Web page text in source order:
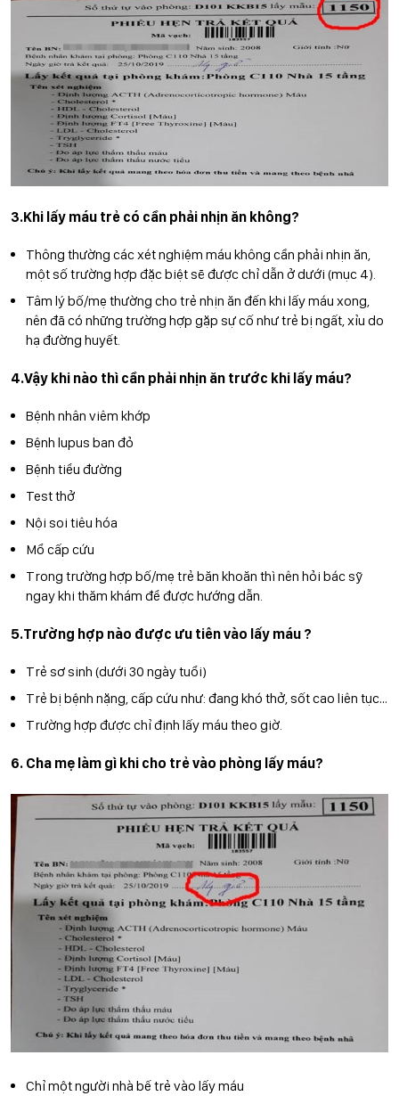
3.Khi lấy máu trẻ có cần phải nhịn ăn không?
Thông thường các xét nghiệm máu không cần phải nhịn ăn,
một số trường hợp đặc biệt sẽ được chỉ dẫn ở dưới (mục 4).
Tâm lý bố/mẹ thường cho trẻ nhịn ăn đến khi lấy máu xong,
nên đã có những trường hợp gặp sự cố như trẻ bị ngất, xỉu do
hạ đường huyết.
4.Vậy khi nào thì cần phải nhịn ăn trước khi lấy máu?
Bệnh nhân viêm khớp
Bệnh lupus ban đỏ
Bệnh tiểu đường
Test thở
Nội soi tiêu hóa
Mổ cấp cứu
Trong trường hợp bố/mẹ trẻ băn khoăn thì nên hỏi bác sỹ
ngay khi thăm khám để được hướng dẫn.
5.Trường hợp nào được ưu tiên vào lấy máu ?
Trẻ sơ sinh (dưới 30 ngày tuổi)
Trẻ bị bệnh nặng, cấp cứu như: đang khó thở, sốt cao liên tục…
Trường hợp được chỉ định lấy máu theo giờ.
6. Cha mẹ làm gì khi cho trẻ vào phòng lấy máu?
Chỉ một người nhà bế trẻ vào lấy máu